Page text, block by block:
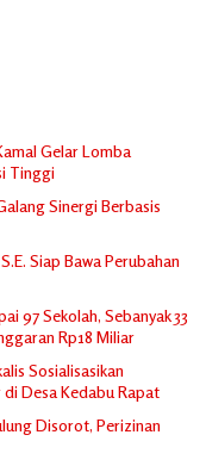
Gelar Lomba
Tinggi
Sinergi Berbasis
Siap Bawa Perubahan
97 Sekolah, Sebanyak 33
Rp18 Miliar
Sosialisasikan
Desa Kedabu Rapat
Disorot, Perizinan